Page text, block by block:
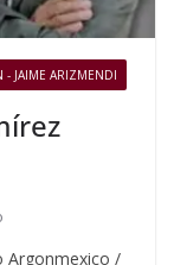
- JAIME ARIZMENDI
Argonmexico /